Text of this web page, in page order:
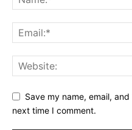
Save my name, email,
next time I comment.